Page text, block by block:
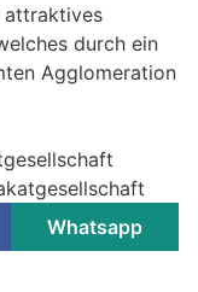
attraktives
durch ein
Agglomeration
Whatsapp